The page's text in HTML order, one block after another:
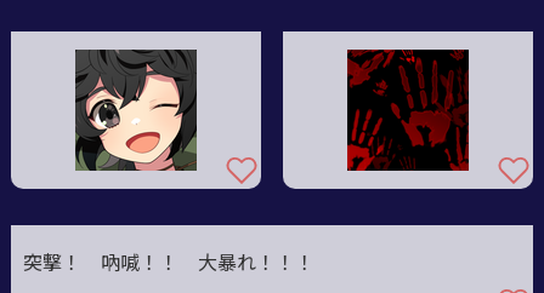
突撃！ 吶喊！！ 大暴れ！！！